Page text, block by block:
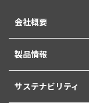
会社概要
製品情報
サステナビリティ